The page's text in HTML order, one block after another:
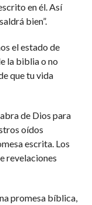
en él. Así
bien”.
el estado de
la biblia o no
que tu vida
de Dios para
oídos
escrita. Los
revelaciones
promesa bíblica,